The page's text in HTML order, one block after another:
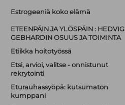
Estrogeeniä koko elämä
ETEENPÄIN JA YLÖSPÄIN : HEDVIG
GEBHARDIN OSUUS JA TOIMINTA
Etiikka hoitotyössä
Etsi, arvioi, valitse - onnistunut
rekrytointi
Eturauhassyöpä: kutsumaton
kumppani